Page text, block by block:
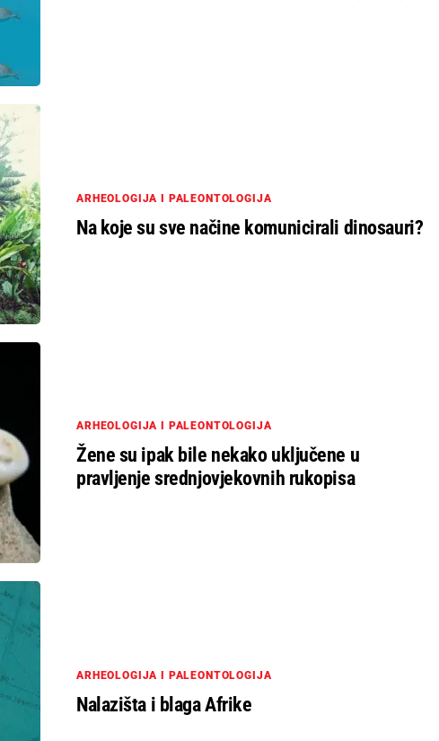
ARHEOLOGIJA I PALEONTOLOGIJA
Na koje su sve načine komunicirali dinosauri?
ARHEOLOGIJA I PALEONTOLOGIJA
Žene su ipak bile nekako uključene u
pravljenje srednjovjekovnih rukopisa
ARHEOLOGIJA I PALEONTOLOGIJA
Nalazišta i blaga Afrike